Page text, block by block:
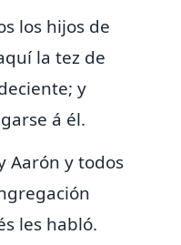
los hijos de
la tez de
y
á él.
Aarón y todos
les habló.